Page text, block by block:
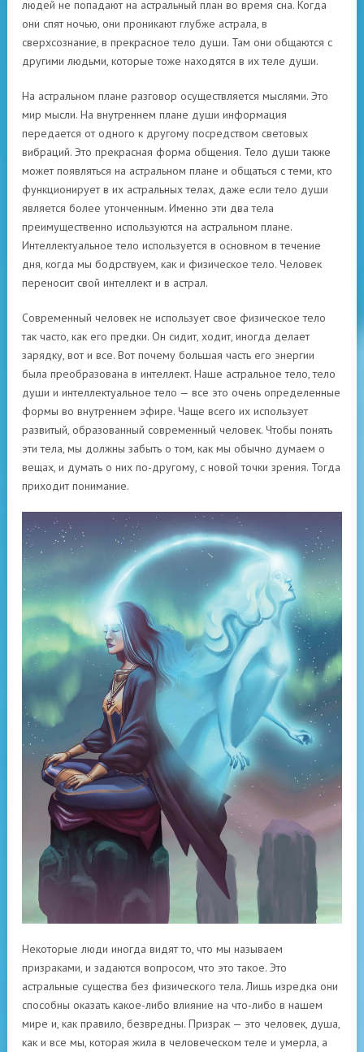
людей не попадают на астральный план во время сна. Когда
они спят ночью, они проникают глубже астрала, в
сверхсознание, в прекрасное тело души. Там они общаются с
другими людьми, которые тоже находятся в их теле души.
На астральном плане разговор осуществляется мыслями. Это
мир мысли. На внутреннем плане души информация
передается от одного к другому посредством световых
вибраций. Это прекрасная форма общения. Тело души также
может появляться на астральном плане и общаться с теми, кто
функционирует в их астральных телах, даже если тело души
является более утонченным. Именно эти два тела
преимущественно используются на астральном плане.
Интеллектуальное тело используется в основном в течение
дня, когда мы бодрствуем, как и физическое тело. Человек
переносит свой интеллект и в астрал.
Современный человек не использует свое физическое тело
так часто, как его предки. Он сидит, ходит, иногда делает
зарядку, вот и все. Вот почему большая часть его энергии
была преобразована в интеллект. Наше астральное тело, тело
души и интеллектуальное тело — все это очень определенные
формы во внутреннем эфире. Чаще всего их использует
развитый, образованный современный человек. Чтобы понять
эти тела, мы должны забыть о том, как мы обычно думаем о
вещах, и думать о них по-другому, с новой точки зрения. Тогда
приходит понимание.
Некоторые люди иногда видят то, что мы называем
призраками, и задаются вопросом, что это такое. Это
астральные существа без физического тела. Лишь изредка они
способны оказать какое-либо влияние на что-либо в нашем
мире и, как правило, безвредны. Призрак — это человек, душа,
как и все мы, которая жила в человеческом теле и умерла, а